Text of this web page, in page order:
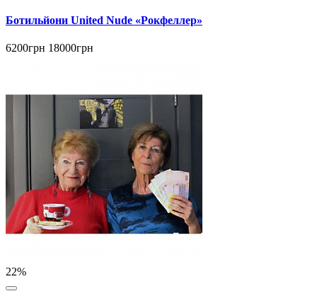
Ботильйони United Nude «Рокфеллер»
6200грн 18000грн
22%